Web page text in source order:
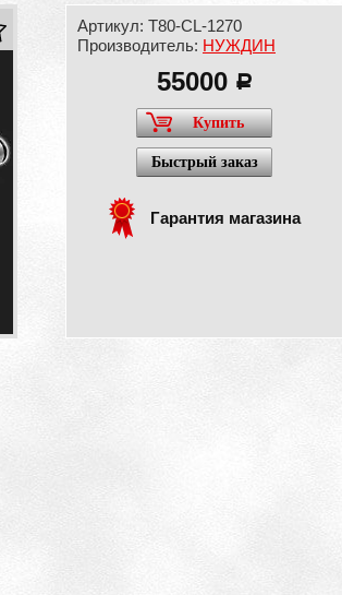
Артикул: T80-CL-1270
Производитель: НУЖДИН
55000 a
Купить
Быстрый заказ
Гарантия магазина